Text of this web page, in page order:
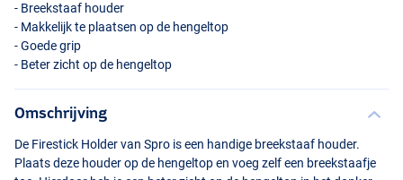
- Breekstaaf houder
- Makkelijk te plaatsen op de hengeltop
- Goede grip
- Beter zicht op de hengeltop
Omschrijving
De Firestick Holder van Spro is een handige breekstaaf houder.
Plaats deze houder op de hengeltop en voeg zelf een breekstaafje